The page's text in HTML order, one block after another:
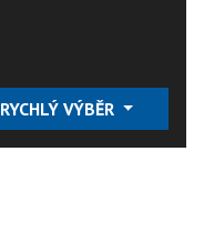
RYCHLÝ VÝBĚR